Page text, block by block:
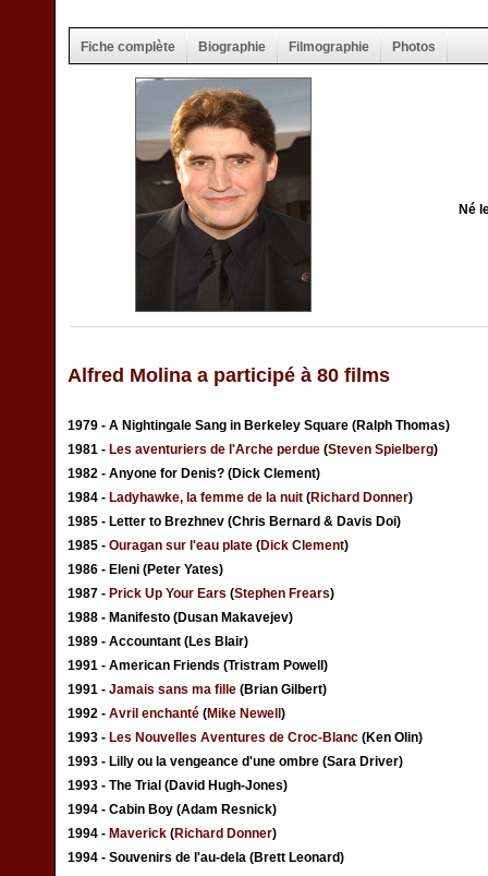
Fiche complète Biographie Filmographie Photos
Né
Alfred Molina a participé à 80 films
1979 - A Nightingale Sang in Berkeley Square (Ralph Thomas)
1981 - Les aventuriers de l'Arche perdue (Steven Spielberg)
1982 - Anyone for Denis? (Dick Clement)
1984 - Ladyhawke, la femme de la nuit (Richard Donner)
1985 - Letter to Brezhnev (Chris Bernard & Davis Doi)
1985 - Ouragan sur l'eau plate (Dick Clement)
1986 - Eleni (Peter Yates)
1987 - Prick Up Your Ears (Stephen Frears)
1988 - Manifesto (Dusan Makavejev)
1989 - Accountant (Les Blair)
1991 - American Friends (Tristram Powell)
1991 - Jamais sans ma fille (Brian Gilbert)
1992 - Avril enchanté (Mike Newell)
1993 - Les Nouvelles Aventures de Croc-Blanc (Ken Olin)
1993 - Lilly ou la vengeance d'une ombre (Sara Driver)
1993 - The Trial (David Hugh-Jones)
1994 - Cabin Boy (Adam Resnick)
1994 - Maverick (Richard Donner)
1994 - Souvenirs de l'au-dela (Brett Leonard)